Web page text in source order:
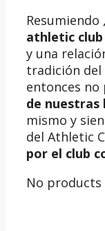
Resumiendo
athletic club
y una
tradición del
entonces no
de nuestras
mismo y
del Athletic
por el club
No products